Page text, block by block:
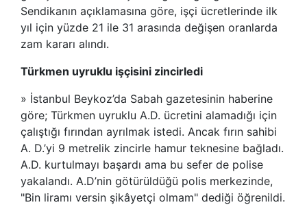
Sendikanın açıklamasına göre, işçi ücretlerinde ilk
yıl için yüzde 21 ile 31 arasında değişen oranlarda
zam kararı alındı.
Türkmen uyruklu işçisini zincirledi
» İstanbul Beykoz’da Sabah gazetesinin haberine
göre; Türkmen uyruklu A.D. ücretini alamadığı için
çalıştığı fırından ayrılmak istedi. Ancak fırın sahibi
A. D.’yi 9 metrelik zincirle hamur teknesine bağladı.
A.D. kurtulmayı başardı ama bu sefer de polise
yakalandı. A.D’nin götürüldüğü polis merkezinde,
"Bin liramı versin şikâyetçi olmam" dediği öğrenildi.